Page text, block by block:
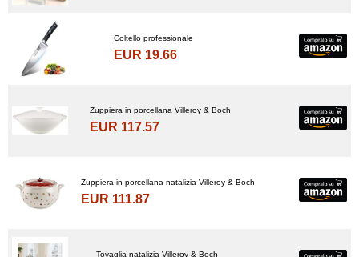
Coltello professionale
EUR 19.66
Zuppiera in porcellana Villeroy & Boch
EUR 117.57
Zuppiera in porcellana natalizia Villeroy & Boch
EUR 111.87
Tovaglia natalizia Villeroy & Boch